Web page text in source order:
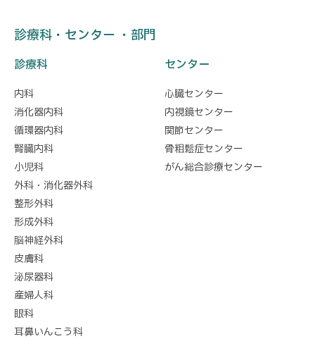
診療科・センター ・部門
診療科
内科
消化器内科
循環器内科
腎臓内科
小児科
外科・消化器外科
整形外科
形成外科
脳神経外科
皮膚科
泌尿器科
産婦人科
眼科
耳鼻いんこう科
センター
心臓センター
内視鏡センター
関節センター
骨粗鬆症センター
がん総合診療センター